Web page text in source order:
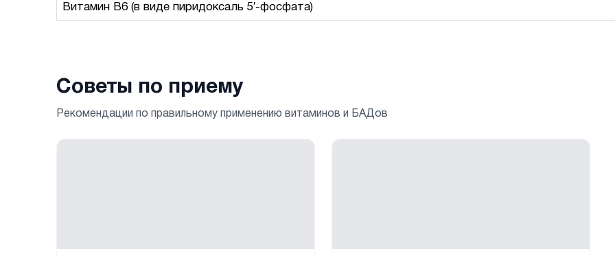
Витамин B6 (в виде пиридоксаль 5′-фосфата)
Советы по приему
Рекомендации по правильному применению витаминов и БАДов